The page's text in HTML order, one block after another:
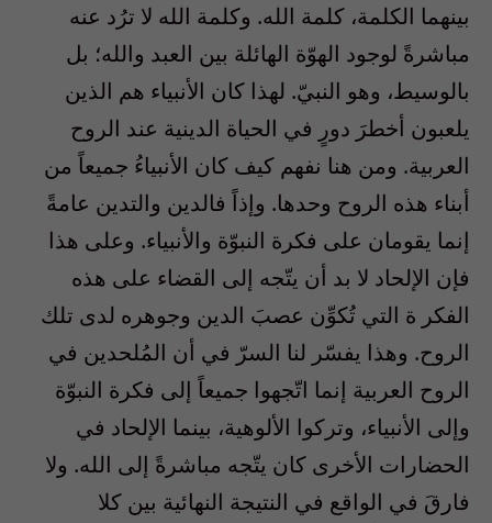
بينهما الكلمة، كلمة الله. وكلمة الله لا ترُد عنه
مباشرةً لوجود الهوّة الهائلة بين العبد والله؛ بل
بالوسيط، وهو النبيّ. لهذا كان الأنبياء هم الذين
يلعبون أخطرَ دورٍ في الحياة الدينية عند الروح
العربية. ومن هنا نفهم كيف كان الأنبياءُ جميعاً من
أبناء هذه الروح وحدها. وإذاً فالدين والتدين عامةً
إنما يقومان على فكرة النبوّة والأنبياء. وعلى هذا
فإن الإلحاد لا بد أن يتّجه إلى القضاء على هذه
الفكر ة التي تُكوِّن عصبَ الدين وجوهره لدى تلك
الروح. وهذا يفسّر لنا السرّ في أن المُلحدين في
الروح العربية إنما اتّجهوا جميعاً إلى فكرة النبوّة
وإلى الأنبياء، وتركوا الألوهية، بينما الإلحاد في
الحضارات الأخرى كان يتّجه مباشرةً إلى الله. ولا
فارقَ في الواقع في النتيجة النهائية بين كلا